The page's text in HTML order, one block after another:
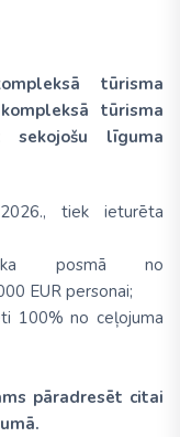
tūrisma
tūrisma
sekojošu līguma
tiek ieturēta
posmā no
EUR personai;
100% no ceļojuma
pāradresēt citai